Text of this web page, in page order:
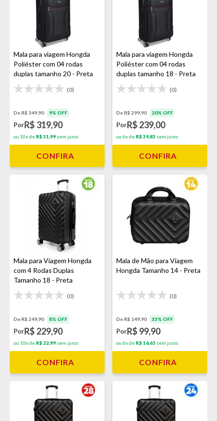
Mala para viagem Hongda
Poliéster com 04 rodas
duplas tamanho 20 - Preta
(0)
De R$ 349,90 9% OFF
PorR$ 319,90
ou 10x de R$ 31,99 sem juros
CONFIRA
Mala para viagem Hongda
Poliéster com 04 rodas
duplas tamanho 18 - Preta
(0)
De R$ 299,90 20% OFF
PorR$ 239,00
ou 6x de R$ 39,83 sem juros
CONFIRA
Mala para Viagem Hongda
com 4 Rodas Duplas
Tamanho 18 - Preta
(0)
De R$ 249,90 8% OFF
PorR$ 229,90
ou 10x de R$ 22,99 sem juros
CONFIRA
Mala de Mão para Viagem
Hongda Tamanho 14 - Preta
(0)
De R$ 149,90 33% OFF
PorR$ 99,90
ou 6x de R$ 16,65 sem juros
CONFIRA